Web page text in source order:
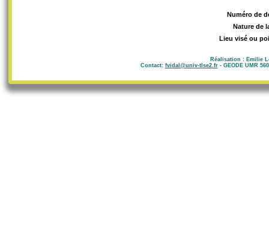
Numéro de
Nature de
Lieu visé ou
Réalisation : Emilie
Contact: fvidal@univ-tlse2.fr- GEODE UMR